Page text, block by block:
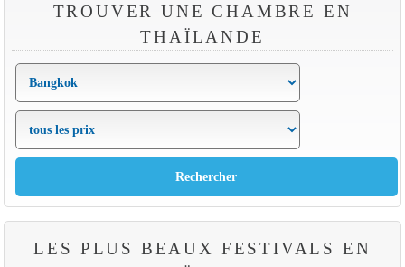
TROUVER UNE CHAMBRE EN
THAÏLANDE
LES PLUS BEAUX FESTIVALS EN